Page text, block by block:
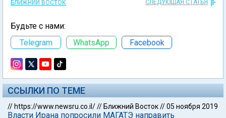
БЛИЖНИЙ ВОСТОК СЛЕДУЮЩАЯ СТАТЬЯ
Будьте с нами:
Telegram
WhatsApp Facebook
ССЫЛКИ ПО ТЕМЕ
// https://www.newsru.co.il/// Ближний Восток//05 ноября 2019
Власти Ирана попросили МАГАТЭ направить